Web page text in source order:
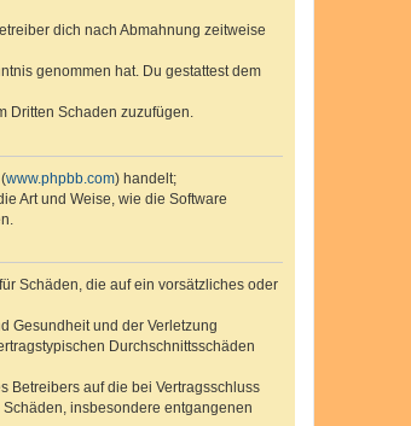
dich nach Abmahnung zeitweise
genommen hat. Du gestattest dem
Dritten Schaden zuzufügen.
www.phpbb.com) handelt;
Art und Weise, wie die Software
Schäden, die auf ein vorsätzliches oder
Gesundheit und der Verletzung
Durchschnittsschäden
Betreibers auf die bei Vertragsschluss
insbesondere entgangenen